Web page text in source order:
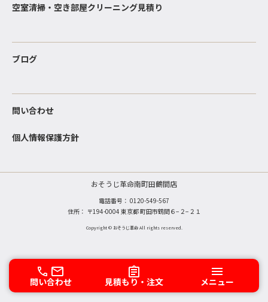
問い合わせ 見積もり・注文 メニュー
空室清掃・空き部屋クリーニング見積り
ブログ
問い合わせ
個人情報保護方針
おそうじ革命南町田鶴間店
電話番号： 0120-549-567
住所： 〒194-0004 東京都 町田市鶴間６−２−２１
Copyright © おそうじ革命 All rights reserved.